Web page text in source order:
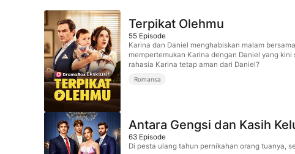
Terpikat Olehmu
55 Episode
Karina dan Daniel menghabiskan malam
mempertemukan Karina dengan Daniel yang
rahasia Karina tetap aman dari Daniel?
Romansa
Antara Gengsi dan Kasih
63 Episode
Di pesta ulang tahun pernikahan orang tuanya,